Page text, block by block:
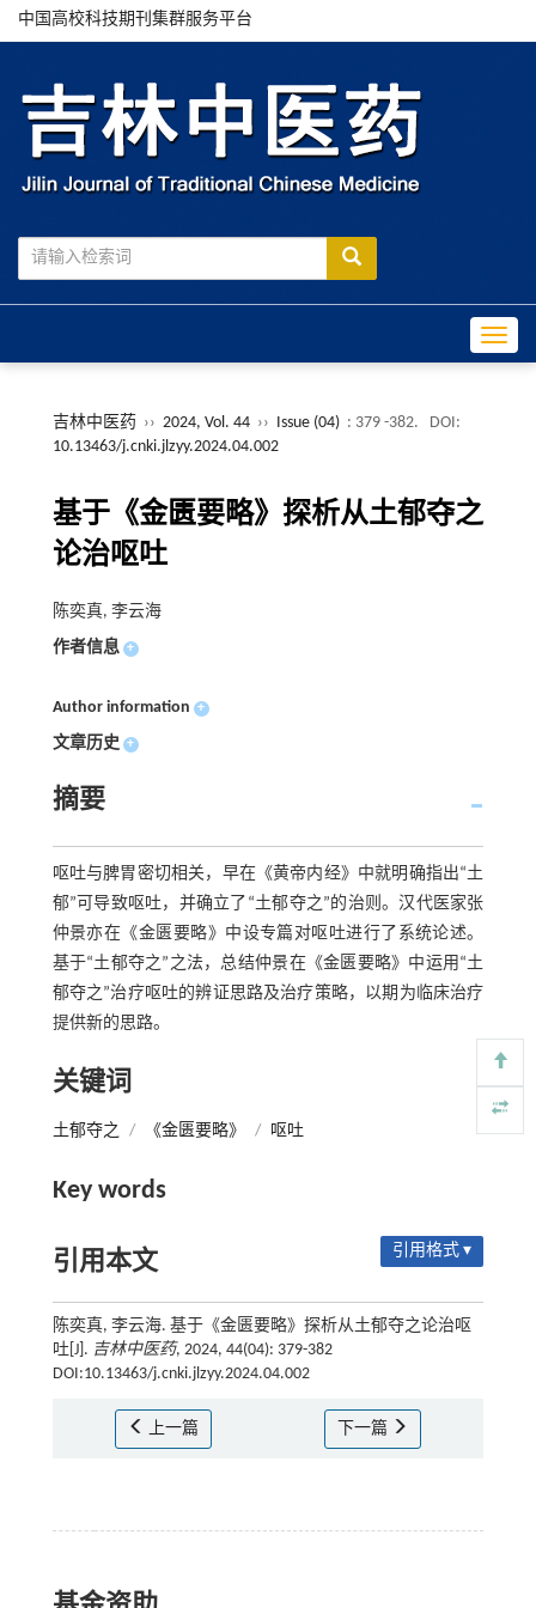
中国高校科技期刊集群服务平台
吉林中医药 ›› 2024, Vol. 44 ›› Issue (04) : 379 -382.
DOI:
10.13463/j.cnki.jlzyy.2024.04.002
基于《金匮要略》探析从土郁夺之
论治呕吐
陈奕真, 李云海
作者信息 +
Author information +
文章历史 +
摘要
呕吐与脾胃密切相关，早在《黄帝内经》中就明确指出“土
郁”可导致呕吐，并确立了“土郁夺之”的治则。汉代医家张
仲景亦在《金匮要略》中设专篇对呕吐进行了系统论述。
基于“土郁夺之”之法，总结仲景在《金匮要略》中运用“土
郁夺之”治疗呕吐的辨证思路及治疗策略，以期为临床治疗
提供新的思路。
关键词
土郁夺之 / 《金匮要略》 / 呕吐
Key words
引用本文 引用格式 ▾
陈奕真, 李云海. 基于《金匮要略》探析从土郁夺之论治呕
吐[J]. 吉林中医药, 2024, 44(04): 379-382
DOI:10.13463/j.cnki.jlzyy.2024.04.002
上一篇 下一篇